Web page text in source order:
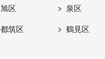
旭区 泉区
都筑区 鶴見区